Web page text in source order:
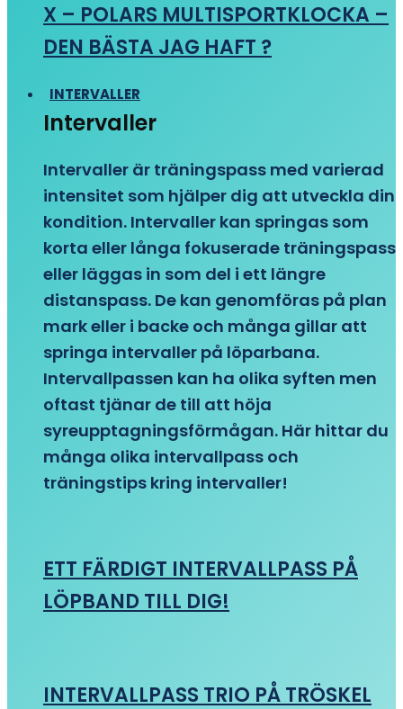
X – POLARS MULTISPORTKLOCKA –
DEN BÄSTA JAG HAFT ?
INTERVALLER
Intervaller
Intervaller är träningspass med varierad
intensitet som hjälper dig att utveckla din
kondition. Intervaller kan springas som
korta eller långa fokuserade träningspass
eller läggas in som del i ett längre
distanspass. De kan genomföras på plan
mark eller i backe och många gillar att
springa intervaller på löparbana.
Intervallpassen kan ha olika syften men
oftast tjänar de till att höja
syreupptagningsförmågan. Här hittar du
många olika intervallpass och
träningstips kring intervaller!
ETT FÄRDIGT INTERVALLPASS PÅ
LÖPBAND TILL DIG!
INTERVALLPASS TRIO PÅ TRÖSKEL